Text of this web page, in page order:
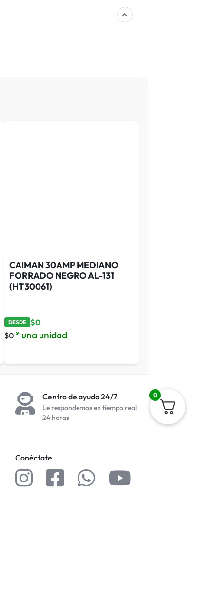
CAIMAN 30AMP MEDIANO
FORRADO NEGRO AL-131
(HT30061)
DESDE $0
$0 * una unidad
Centro de ayuda 24/7
Le respondemos en tiempo real
24 horas
Conéctate
0